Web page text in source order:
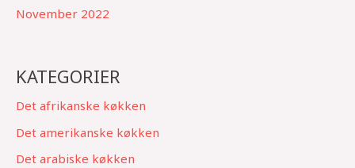
November 2022
KATEGORIER
Det afrikanske køkken
Det amerikanske køkken
Det arabiske køkken